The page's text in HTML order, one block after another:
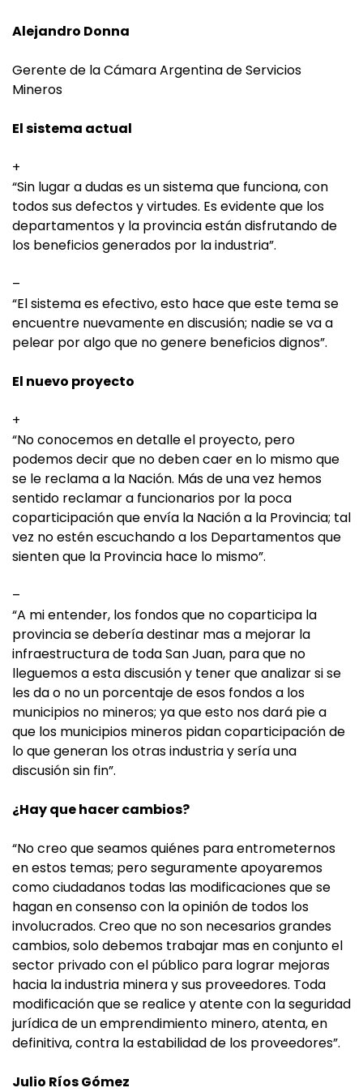
Alejandro Donna
Gerente de la Cámara Argentina de Servicios
Mineros
El sistema actual
+
“Sin lugar a dudas es un sistema que funciona, con
todos sus defectos y virtudes. Es evidente que los
departamentos y la provincia están disfrutando de
los beneficios generados por la industria”.
–
“El sistema es efectivo, esto hace que este tema se
encuentre nuevamente en discusión; nadie se va a
pelear por algo que no genere beneficios dignos”.
El nuevo proyecto
+
“No conocemos en detalle el proyecto, pero
podemos decir que no deben caer en lo mismo que
se le reclama a la Nación. Más de una vez hemos
sentido reclamar a funcionarios por la poca
coparticipación que envía la Nación a la Provincia; tal
vez no estén escuchando a los Departamentos que
sienten que la Provincia hace lo mismo”.
–
“A mi entender, los fondos que no coparticipa la
provincia se debería destinar mas a mejorar la
infraestructura de toda San Juan, para que no
lleguemos a esta discusión y tener que analizar si se
les da o no un porcentaje de esos fondos a los
municipios no mineros; ya que esto nos dará pie a
que los municipios mineros pidan coparticipación de
lo que generan los otras industria y sería una
discusión sin fin”.
¿Hay que hacer cambios?
“No creo que seamos quiénes para entrometernos
en estos temas; pero seguramente apoyaremos
como ciudadanos todas las modificaciones que se
hagan en consenso con la opinión de todos los
involucrados. Creo que no son necesarios grandes
cambios, solo debemos trabajar mas en conjunto el
sector privado con el público para lograr mejoras
hacia la industria minera y sus proveedores. Toda
modificación que se realice y atente con la seguridad
jurídica de un emprendimiento minero, atenta, en
definitiva, contra la estabilidad de los proveedores”.
Julio Ríos Gómez